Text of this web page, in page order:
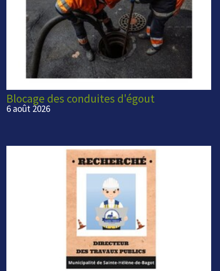
Blocage des conduites d'égout
6 août 2026